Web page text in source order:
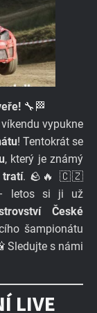
🔧🏁
vypukne
! Tentokrát se
, který je známý
tratí. 🪨🔥 🇨🇿
letos si ji už
České
šampionátu
Sledujte s námi
LIVE